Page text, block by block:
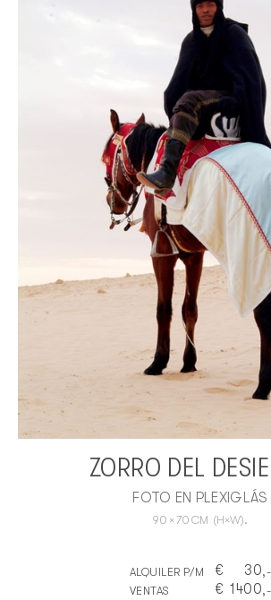
ZORRO DEL
FOTO EN PLEXIGLÁS
90 × 70 CM (H×W).
ALQUILER P/M € 30,-
VENTAS
€ 1400,-